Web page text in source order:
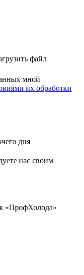
файл
мной
их обработки
дня
нас своим
«ПрофХолода»